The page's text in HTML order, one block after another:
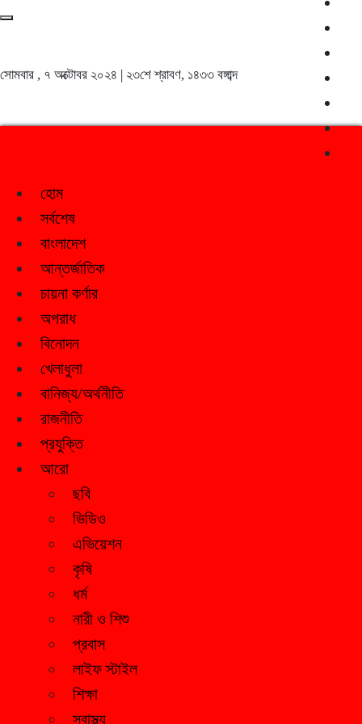
সোমবার , ৭ অক্টোবর ২০২৪ | ২৩শে শ্রাবণ, ১৪৩৩ বঙ্গাব্দ
হোম
সর্বশেষ
বাংলাদেশ
আন্তর্জাতিক
চায়না কর্ণার
অপরাধ
বিনোদন
খেলাধুলা
বানিজ্য/অর্থনীতি
রাজনীতি
প্রযুক্তি
আরো
ছবি
ভিডিও
এভিয়েশন
কৃষি
ধর্ম
নারী ও শিশু
প্রবাস
লাইফ স্টাইল
শিক্ষা
স্বাস্থ্য